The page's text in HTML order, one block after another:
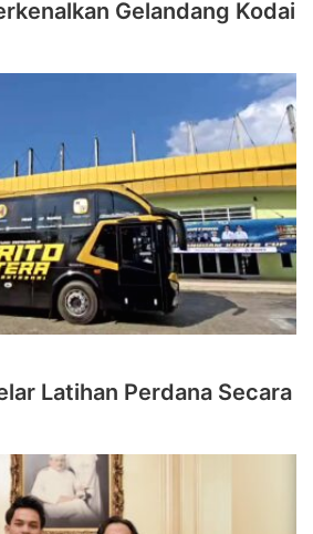
Gelandang Kodai
Latihan Perdana Secara